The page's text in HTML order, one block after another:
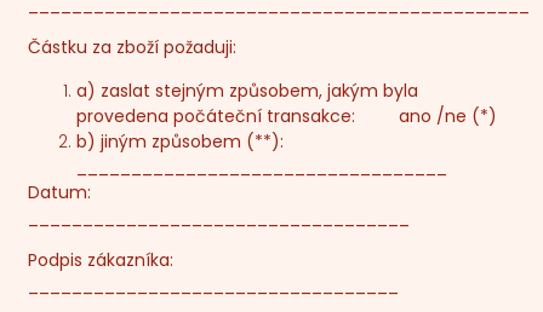
Částku za zboží požaduji:
a) zaslat stejným způsobem, jakým byla
provedena počáteční transakce: ano /ne (*)
b) jiným způsobem (**):
Datum:
Podpis zákazníka: